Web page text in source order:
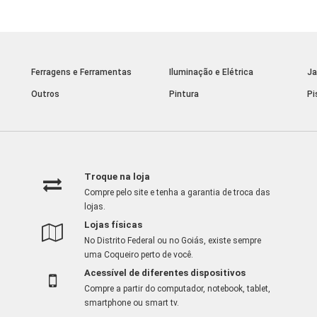
Ferragens e Ferramentas Iluminação e Elétrica
Outros Pintura
Troque na loja
Compre pelo site e tenha a garantia de troca das
lojas.
Lojas físicas
No Distrito Federal ou no Goiás, existe sempre
uma Coqueiro perto de você.
Acessível de diferentes dispositivos
Compre a partir do computador, notebook, tablet,
smartphone ou smart tv.